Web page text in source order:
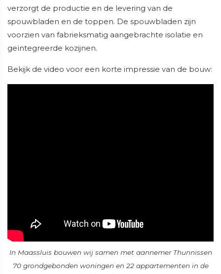
verzorgt de productie en de levering van de
spouwbladen en de toppen. De spouwbladen zijn
voorzien van fabrieksmatig aangebrachte isolatie en
geïntegreerde kozijnen.
Bekijk de video voor een korte impressie van de bouw:
In Maassluis bouwen wij samen met aannemer Thunnissen
70 grondgebonden woningen en 22 appartementen in de